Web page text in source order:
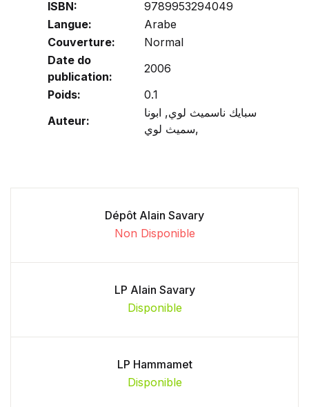
ISBN:
9789953294049
Langue:
Arabe
Couverture:
Normal
Date do
publication:
2006
Poids:
0.1
Auteur:
سبايك ناسميث لوي, ابونا
سميث لوي,
Dépôt Alain Savary
Non Disponible
LP Alain Savary
Disponible
LP Hammamet
Disponible